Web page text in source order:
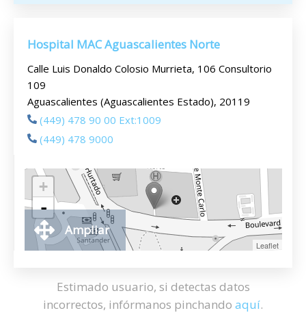
Hospital MAC Aguascalientes Norte
Calle Luis Donaldo Colosio Murrieta, 106 Consultorio
109
Aguascalientes (Aguascalientes Estado), 20119
(449) 478 90 00 Ext:1009
(449) 478 9000
+
-
Leaflet
Ampliar
Estimado usuario, si detectas datos
incorrectos, infórmanos pinchando aquí.